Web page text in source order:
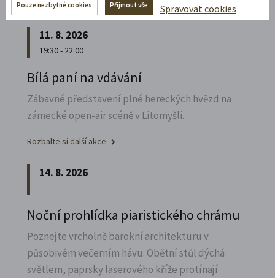
Rozbalte si další akce
11. 8. 2026
19:30 - 22:00
Bílá paní na vdávání
Zábavné představení plné hereckých hvězd na
zámecké open-air scéně v Litomyšli.
Rozbalte si další akce
14. 8. 2026
Noční prohlídka piaristického chrámu
Poznejte vrcholně barokní architekturu v
působivém večerním hávu. Obětní stůl dýchá
světlem, paprsky laserového kříže protínají
Pouze nezbytné cookies Přijmout vše Spravovat cookies